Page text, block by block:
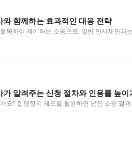
함께하는 효과적인 대응 전략
복하여 제기하는 소송으로, 일반 민사재판
알려주는 신청 절차와 인용률 높이
요? 집행정지 제도를 활용하면 본안 소송 결